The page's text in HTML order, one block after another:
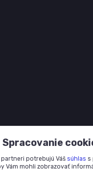
801
Spracovanie
partneri potrebujú Váš súhlas s
Vám mohli zobrazovať